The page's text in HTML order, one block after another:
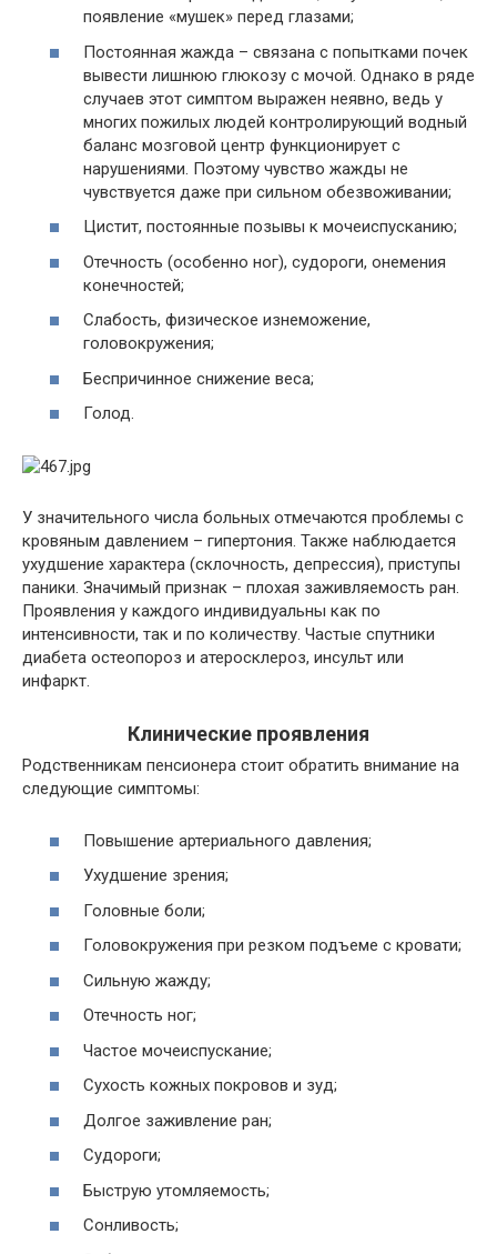
появление «мушек» перед глазами;
Постоянная жажда – связана с попытками почек
вывести лишнюю глюкозу с мочой. Однако в ряде
случаев этот симптом выражен неявно, ведь у
многих пожилых людей контролирующий водный
баланс мозговой центр функционирует с
нарушениями. Поэтому чувство жажды не
чувствуется даже при сильном обезвоживании;
Цистит, постоянные позывы к мочеиспусканию;
Отечность (особенно ног), судороги, онемения
конечностей;
Слабость, физическое изнеможение,
головокружения;
Беспричинное снижение веса;
Голод.
У значительного числа больных отмечаются проблемы с
кровяным давлением – гипертония. Также наблюдается
ухудшение характера (склочность, депрессия), приступы
паники. Значимый признак – плохая заживляемость ран.
Проявления у каждого индивидуальны как по
интенсивности, так и по количеству. Частые спутники
диабета остеопороз и атеросклероз, инсульт или
инфаркт.
Клинические проявления
Родственникам пенсионера стоит обратить внимание на
следующие симптомы:
Повышение артериального давления;
Ухудшение зрения;
Головные боли;
Головокружения при резком подъеме с кровати;
Сильную жажду;
Отечность ног;
Частое мочеиспускание;
Сухость кожных покровов и зуд;
Долгое заживление ран;
Судороги;
Быструю утомляемость;
Сонливость;